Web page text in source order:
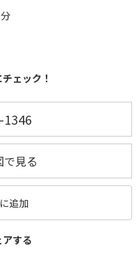
ェック！
で見る
追加
する